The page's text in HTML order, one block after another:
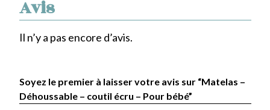
Avis
Il n’y a pas encore d’avis.
Soyez le premier à laisser votre avis sur “Matelas –
Déhoussable – coutil écru – Pour bébé”